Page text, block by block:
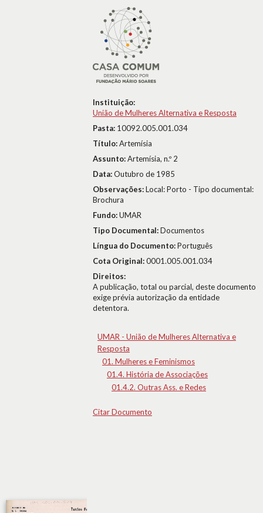
Instituição:
União de Mulheres Alternativa e Resposta
Pasta: 10092.005.001.034
Título:Artemísia
Assunto:Artemísia, n.º 2
Data:Outubro de 1985
Observações:Local: Porto - Tipo documental:
Brochura
Fundo:UMAR
Tipo Documental:Documentos
Língua do Documento:Português
Cota Original:0001.005.001.034
Direitos:
A publicação, total ou parcial, deste documento
exige prévia autorização da entidade
detentora.
UMAR - União de Mulheres Alternativa e
Resposta
01. Mulheres e Feminismos
01.4. História de Associações
01.4.2. Outras Ass. e Redes
Citar Documento